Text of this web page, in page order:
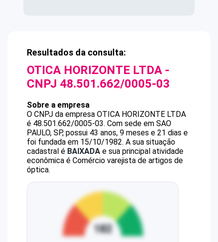
Resultados da consulta:
OTICA HORIZONTE LTDA -
CNPJ 48.501.662/0005-03
Sobre a empresa
O CNPJ da empresa OTICA HORIZONTE LTDA
é 48.501.662/0005-03. Com sede em SAO
PAULO, SP, possui 43 anos, 9 meses e 21 dias e
foi fundada em 15/10/1982. A sua situação
cadastral é BAIXADA e sua principal atividade
econômica é Comércio varejista de artigos de
óptica.